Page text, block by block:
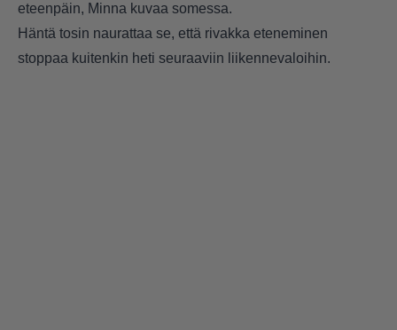
eteenpäin, Minna kuvaa somessa.
Häntä tosin naurattaa se, että rivakka eteneminen
stoppaa kuitenkin heti seuraaviin liikennevaloihin.